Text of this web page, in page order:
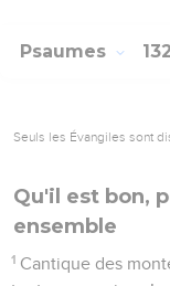
Israël, attends-toi à
une Bible
Psaumes